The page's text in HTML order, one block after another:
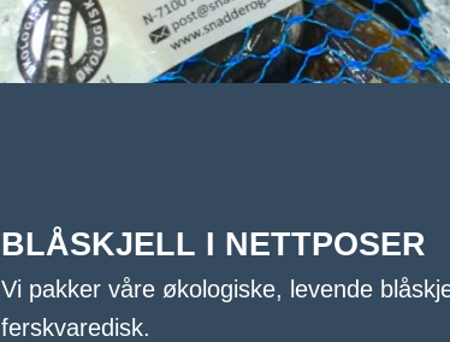
BLÅSKJELL I NETTPOSER
Vi pakker våre økologiske, levende
ferskvaredisk.